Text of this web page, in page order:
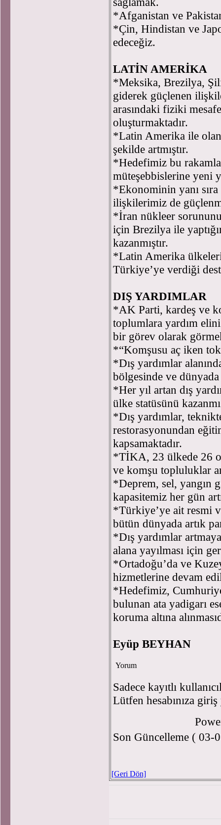
*Afganistan ve
*Çin, Hindistan ve
edeceğiz.
LATİN AMERİKA
*Meksika, Brezilya,
giderek güçlenen
arasındaki fiziki
oluşturmaktadır.
*Latin Amerika ile
şekilde artmıştır.
*Hedefimiz bu
müteşebbislerine yeni
*Ekonominin yanı
ilişkilerimiz de
*İran nükleer
için Brezilya ile
kazanmıştır.
*Latin Amerika
Türkiye’ye verdiği
DIŞ YARDIMLAR
*AK Parti, kardeş ve
toplumlara yardım
bir görev olarak
*“Komşusu aç iken
*Dış yardımlar
bölgesinde ve
*Her yıl artan dış
ülke statüsünü
*Dış yardımlar,
restorasyonundan
kapsamaktadır.
*TİKA, 23 ülkede 26
ve komşu topluluklar
*Deprem, sel, yangın
kapasitemiz her gün
*Türkiye’ye ait resmi
bütün dünyada artık
*Dış yardımlar
alana yayılması için
*Ortadoğu’da ve
hizmetlerine devam
*Hedefimiz,
bulunan ata yadigarı
koruma altına
Eyüp BEYHAN
Yorum
Sadece kayıtlı
Lütfen hesabınıza
Son Güncelleme ( 03-
[Geri Dön]